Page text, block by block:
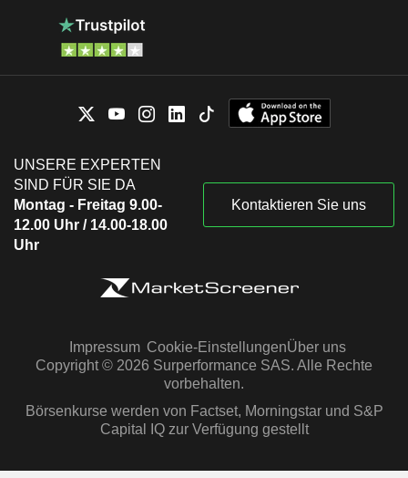
UNSERE EXPERTEN
SIND FÜR SIE DA
Montag - Freitag 9.00-
12.00 Uhr / 14.00-18.00
Uhr
Kontaktieren Sie uns
Impressum Cookie-EinstellungenÜber uns
Copyright © 2026 Surperformance SAS. Alle Rechte
vorbehalten.
Börsenkurse werden von Factset, Morningstar und S&P
Capital IQ zur Verfügung gestellt